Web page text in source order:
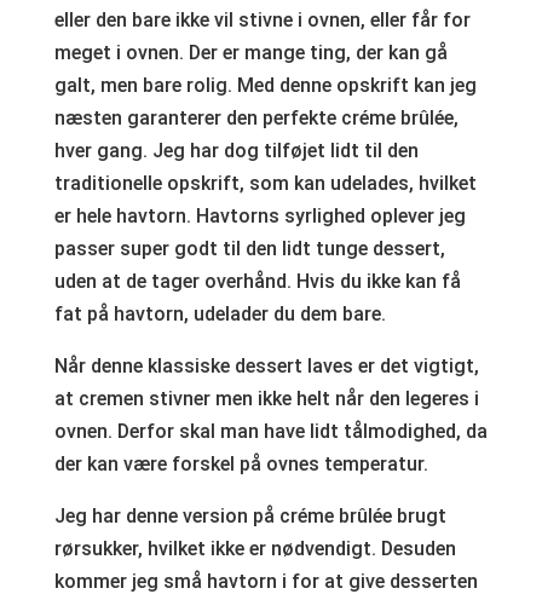
eller den bare ikke vil stivne i ovnen, eller får for
meget i ovnen. Der er mange ting, der kan gå
galt, men bare rolig. Med denne opskrift kan jeg
næsten garanterer den perfekte créme brûlée,
hver gang. Jeg har dog tilføjet lidt til den
traditionelle opskrift, som kan udelades, hvilket
er hele havtorn. Havtorns syrlighed oplever jeg
passer super godt til den lidt tunge dessert,
uden at de tager overhånd. Hvis du ikke kan få
fat på havtorn, udelader du dem bare.
Når denne klassiske dessert laves er det vigtigt,
at cremen stivner men ikke helt når den legeres i
ovnen. Derfor skal man have lidt tålmodighed, da
der kan være forskel på ovnes temperatur.
Jeg har denne version på créme brûlée brugt
rørsukker, hvilket ikke er nødvendigt. Desuden
kommer jeg små havtorn i for at give desserten